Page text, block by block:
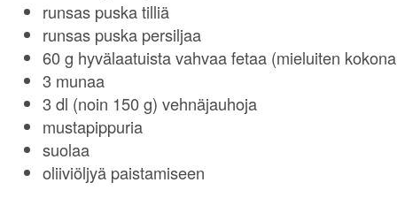
runsas puska tilliä
runsas puska persiljaa
60 g hyvälaatuista vahvaa fetaa (mieluiten
3 munaa
3 dl (noin 150 g) vehnäjauhoja
mustapippuria
suolaa
oliiviöljyä paistamiseen